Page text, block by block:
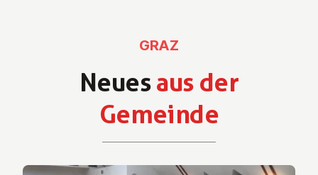
Neuesaus der
Gemeinde
GRAZ